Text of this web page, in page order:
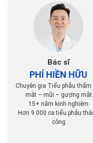
Bác sĩ
PHÍ HIỀN HỮU
Chuyên gia Tiểu phẫu thẩm
mắt – mũi – gương mặt
15+ năm kinh nghiệm
Hơn 9.000 ca tiểu phẫu
công